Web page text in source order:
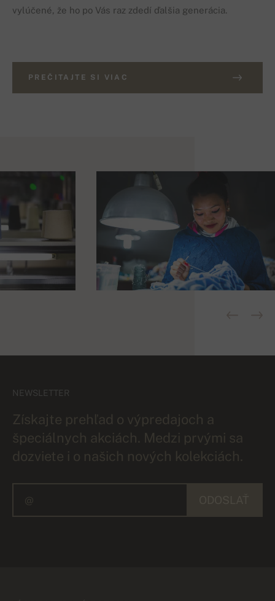
vylúčené, že ho po Vás raz zdedí ďalšia generácia.
PREČITAJTE SI VIAC
NEWSLETTER
Získajte prehľad o výpredajoch a
špeciálnych akciách. Medzi prvými sa
dozviete i o našich nových kolekciách.